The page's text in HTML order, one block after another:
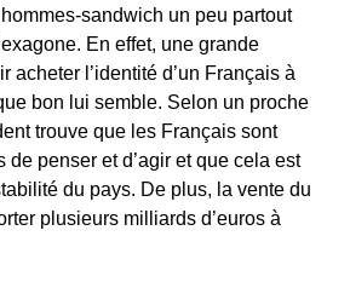
sandwich un peu partout
En effet, une grande
acheter l’identité d’un Français à
bon lui semble. Selon un proche
trouve que les Français sont
de penser et d’agir et que cela est
du pays. De plus, la vente du
plusieurs milliards d’euros à